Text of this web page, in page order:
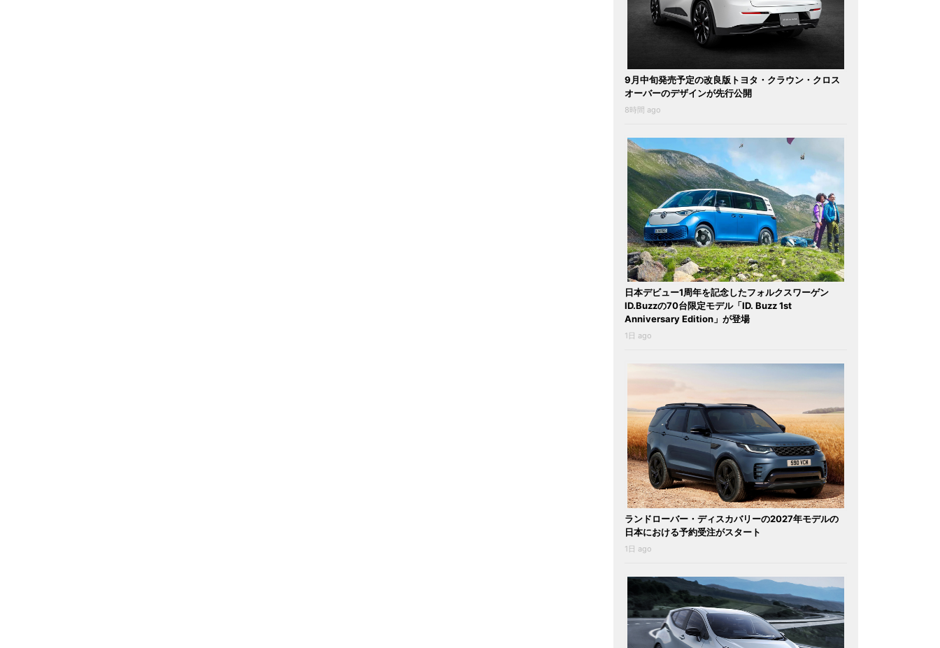
9月中旬発売予定の改良版トヨタ・クラウン・クロス
オーバーのデザインが先行公開
8時間 ago
日本デビュー1周年を記念したフォルクスワーゲン
ID.Buzzの70台限定モデル「ID. Buzz 1st
Anniversary Edition」が登場
1日 ago
ランドローバー・ディスカバリーの2027年モデルの
日本における予約受注がスタート
1日 ago